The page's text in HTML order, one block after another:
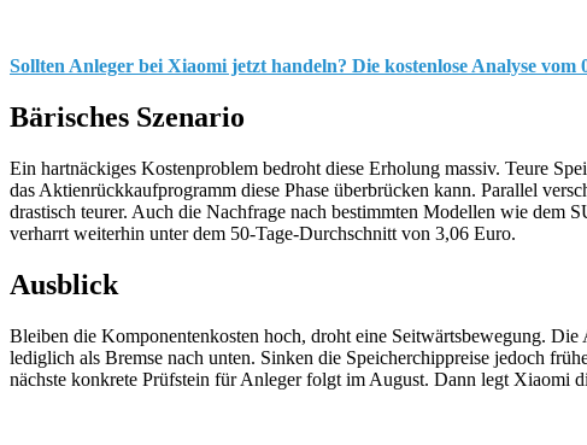
Sollten Anleger bei Xiaomi jetzt handeln? Die kostenlose Analyse vom
Bärisches Szenario
Ein hartnäckiges Kostenproblem bedroht diese Erholung massiv. Teure
das Aktienrückkaufprogramm diese Phase überbrücken kann. Parallel
drastisch teurer. Auch die Nachfrage nach bestimmten Modellen wie dem
verharrt weiterhin unter dem 50-Tage-Durchschnitt von 3,06 Euro.
Ausblick
Bleiben die Komponentenkosten hoch, droht eine Seitwärtsbewegung.
lediglich als Bremse nach unten. Sinken die Speicherchippreise jedoch
nächste konkrete Prüfstein für Anleger folgt im August. Dann legt Xiaomi